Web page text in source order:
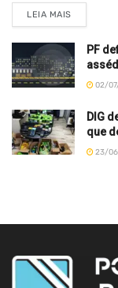
LEIA MAIS
PF
02/
DIG
que
23/